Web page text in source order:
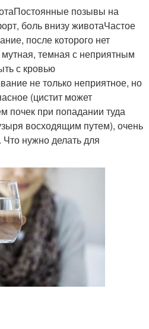
позывы на
боль внизу животаЧастое
после которого нет
темная с неприятным
с кровью
не только неприятное, но
(цистит может
почек при попадании туда
восходящим путем), очень
нужно делать для